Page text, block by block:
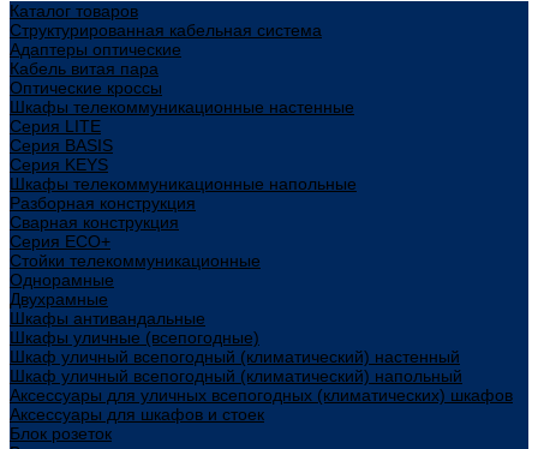
Каталог товаров
Структурированная кабельная система
Адаптеры оптические
Кабель витая пара
Оптические кроссы
Шкафы телекоммуникационные настенные
Cерия LITE
Cерия BASIS
Cерия KEYS
Шкафы телекоммуникационные напольные
Разборная конструкция
Сварная конструкция
Серия ECO+
Стойки телекоммуникационные
Однорамные
Двухрамные
Шкафы антивандальные
Шкафы уличные (всепогодные)
Шкаф уличный всепогодный (климатический) настенный
Шкаф уличный всепогодный (климатический) напольный
Аксессуары для уличных всепогодных (климатических) шкафов
Аксессуары для шкафов и стоек
Блок розеток